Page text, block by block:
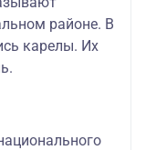
районе. В
карелы. Их